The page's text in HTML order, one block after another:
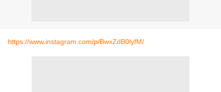
https://www.instagram.com/p/BwxZdB0lyfM/